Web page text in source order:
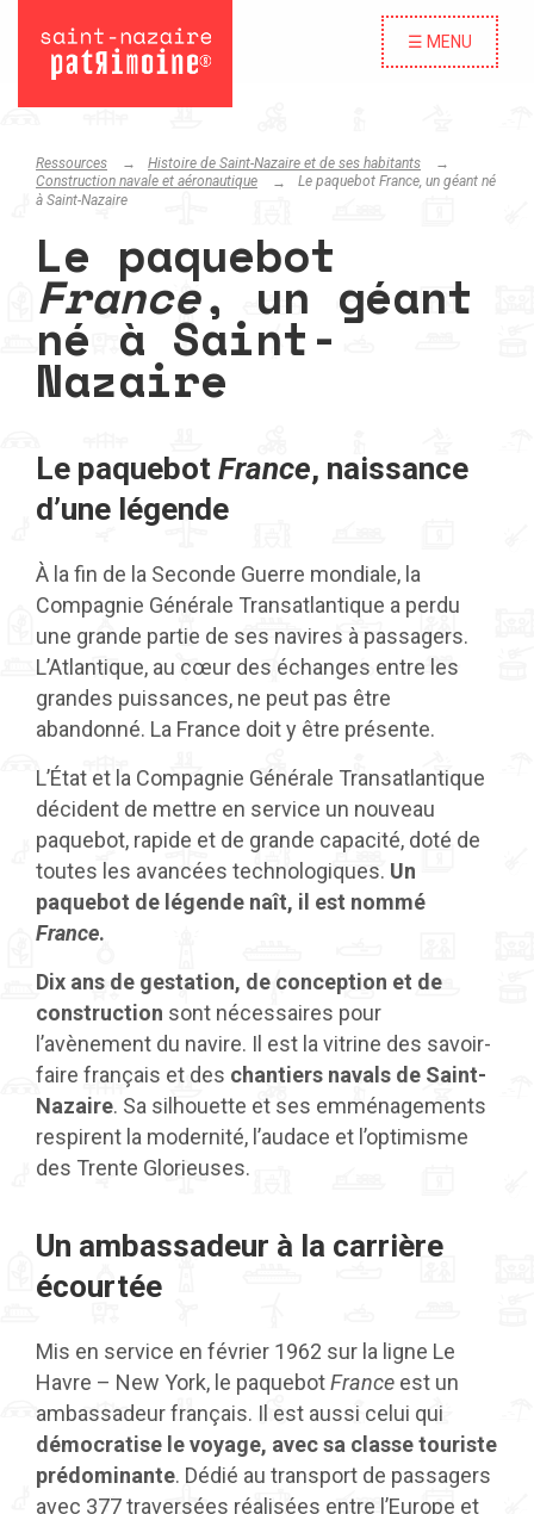
☰ MENU
Ressources
Histoire de Saint-Nazaire et de ses habitants
Construction navale et aéronautique
Le paquebot France, un géant né
à Saint-Nazaire
Le paquebot
France, un géant
né à Saint-
Nazaire
Le paquebot France, naissance
d’une légende
À la fin de la Seconde Guerre mondiale, la
Compagnie Générale Transatlantique a perdu
une grande partie de ses navires à passagers.
L’Atlantique, au cœur des échanges entre les
grandes puissances, ne peut pas être
abandonné. La France doit y être présente.
L’État et la Compagnie Générale Transatlantique
décident de mettre en service un nouveau
paquebot, rapide et de grande capacité, doté de
toutes les avancées technologiques. Un
paquebot de légende naît, il est nommé
France.
Dix ans de gestation, de conception et de
construction sont nécessaires pour
l’avènement du navire. Il est la vitrine des savoir-
faire français et des chantiers navals de Saint-
Nazaire. Sa silhouette et ses emménagements
respirent la modernité, l’audace et l’optimisme
des Trente Glorieuses.
Un ambassadeur à la carrière
écourtée
Mis en service en février 1962 sur la ligne Le
Havre – New York, le paquebotFrance est un
ambassadeur français. Il est aussi celui qui
démocratise le voyage, avec sa classe touriste
prédominante. Dédié au transport de passagers
avec 377 traversées réalisées entre l’Europe et